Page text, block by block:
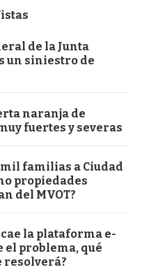
de la Junta
un siniestro de
naranja de
fuertes y severas
familias a Ciudad
propiedades
del MVOT?
cae la plataforma e-
el problema, qué
resolverá?